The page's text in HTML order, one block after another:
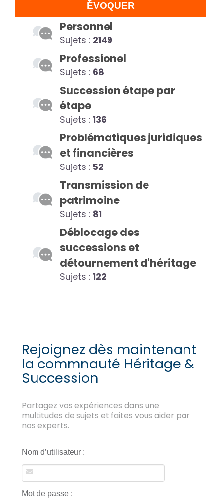
ÉVOQUER
Personnel
Sujets : 2149
Professionel
Sujets : 68
Succession étape par
étape
Sujets : 136
Problématiques juridiques
et financières
Sujets : 52
Transmission de
patrimoine
Sujets : 81
Déblocage des
successions et
détournement d'héritage
Sujets : 122
Rejoignez dès maintenant
la commnauté Héritage &
Succession
Partagez vos expériences dans une
multitudes de sujets et faites vous aider par
nos experts.
Nom d’utilisateur :
Mot de passe :